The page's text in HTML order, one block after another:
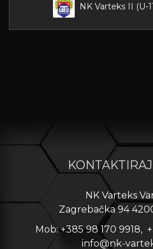
NK Varteks II (U-
NK Varteks
Zagrebačka 94
Mob: +385 98 170 9918,
info@nk-